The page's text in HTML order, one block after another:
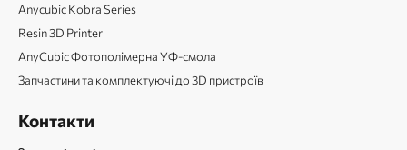
Anycubic Kobra Series
Resin 3D Printer
AnyCubic Фотополімерна УФ-смола
Запчастини та комплектуючі до 3D пристроїв
Контакти